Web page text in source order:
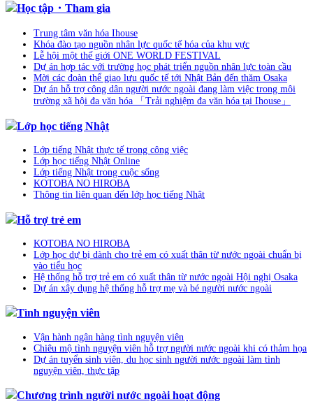
Học tập・Tham gia
Trung tâm văn hóa Ihouse
Khóa đào tạo nguồn nhân lực quốc tế hóa của khu vực
Lễ hội một thế giới ONE WORLD FESTIVAL
Dự án hợp tác với trường học phát triển nguồn nhân lực toàn cầu
Mời các đoàn thể giao lưu quốc tế tới Nhật Bản đến thăm Osaka
Dự án hỗ trợ công dân người nước ngoài đang làm việc trong môi
trường xã hội đa văn hóa 「Trải nghiệm đa văn hóa tại Ihouse」
Lớp học tiếng Nhật
Lớp tiếng Nhật thực tế trong công việc
Lớp học tiếng Nhật Online
Lớp tiếng Nhật trong cuộc sống
KOTOBA NO HIROBA
Thông tin liên quan đến lớp học tiếng Nhật
Hỗ trợ trẻ em
KOTOBA NO HIROBA
Lớp học dự bị dành cho trẻ em có xuất thân từ nước ngoài chuẩn bị
vào tiểu học
Hệ thống hỗ trợ trẻ em có xuất thân từ nước ngoài Hội nghị Osaka
Dự án xây dụng hệ thống hỗ trợ mẹ và bé người nước ngoài
Tình nguyện viên
Vận hành ngân hàng tình nguyện viên
Chiêu mộ tình nguyện viên hỗ trợ người nước ngoài khi có thảm họa
Dự án tuyển sinh viên, du học sinh người nước ngoài làm tình
nguyện viên, thực tập
Chương trình người nước ngoài hoạt động